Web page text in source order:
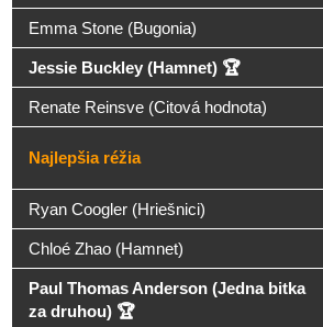
Emma Stone (Bugonia)
Jessie Buckley (Hamnet) 🏆
Renate Reinsve (Citová hodnota)
Najlepšia réžia
Ryan Coogler (Hriešnici)
Chloé Zhao (Hamnet)
Paul Thomas Anderson (Jedna bitka
za druhou) 🏆